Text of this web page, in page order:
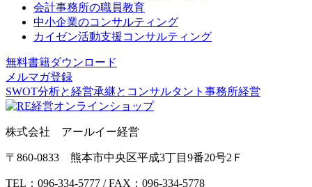
会計事務所の職員教育
中小企業のコンサルティング
カイゼン活動支援コンサルティング
無料書籍ダウンロード
メルマガ登録
SWOT分析と経営承継とコンサルタント事務所経営
株式会社 アールイー経営
〒860-0833 熊本市中央区平成3丁目9番20号2Ｆ
TEL：096-334-5777 / FAX：096-334-5778